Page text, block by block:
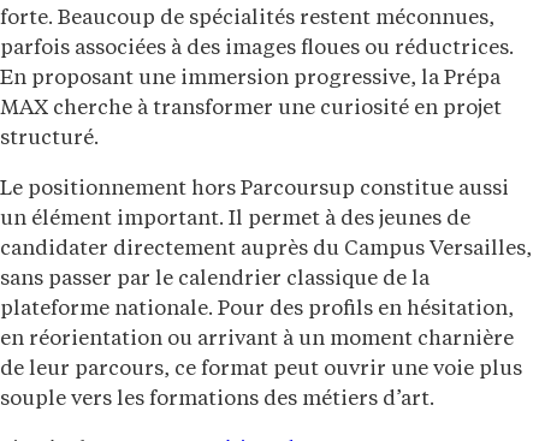
forte. Beaucoup de spécialités restent méconnues,
parfois associées à des images floues ou réductrices.
En proposant une immersion progressive, la Prépa
MAX cherche à transformer une curiosité en projet
structuré.
Le positionnement hors Parcoursup constitue aussi
un élément important. Il permet à des jeunes de
candidater directement auprès du Campus Versailles,
sans passer par le calendrier classique de la
plateforme nationale. Pour des profils en hésitation,
en réorientation ou arrivant à un moment charnière
de leur parcours, ce format peut ouvrir une voie plus
souple vers les formations des métiers d’art.